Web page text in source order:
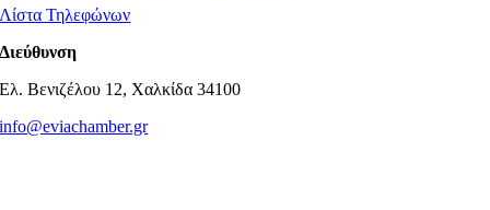
Λίστα Τηλεφώνων
Διεύθυνση
Ελ. Βενιζέλου 12, Χαλκίδα 34100
info@eviachamber.gr